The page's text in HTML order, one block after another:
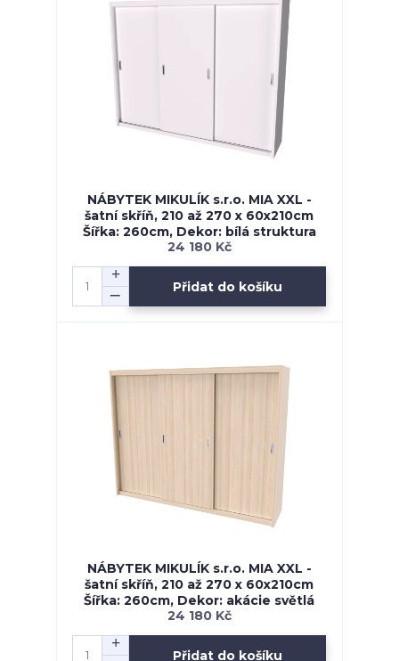
NÁBYTEK MIKULÍK s.r.o. MIA XXL -
šatní skříň, 210 až 270 x 60x210cm
Šířka: 260cm, Dekor: bílá struktura
24 180 Kč
Přidat do košíku
NÁBYTEK MIKULÍK s.r.o. MIA XXL -
šatní skříň, 210 až 270 x 60x210cm
Šířka: 260cm, Dekor: akácie světlá
24 180 Kč
Přidat do košíku